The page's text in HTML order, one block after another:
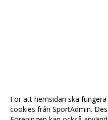
För att hemsidan ska
cookies från SportAdmin.